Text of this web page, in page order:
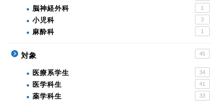
脳神経外科 1
小児科 3
麻酔科 1
対象 45
医療系学生 34
医学科生 41
薬学科生 33